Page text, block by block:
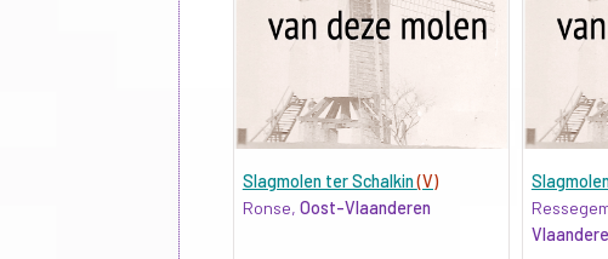
Slagmolen ter Schalkin(V)
Ronse, Oost-Vlaanderen